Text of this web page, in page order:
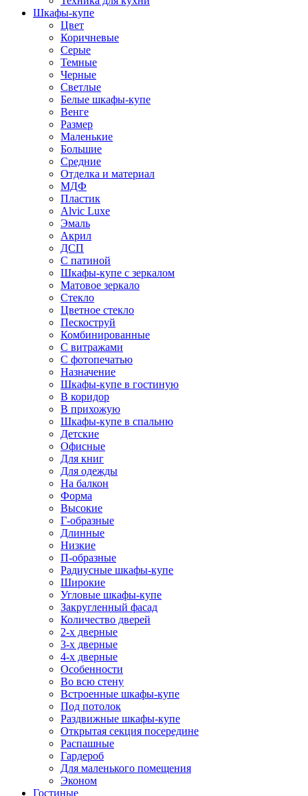
Шкафы-купе
Цвет
Коричневые
Серые
Темные
Черные
Светлые
Белые шкафы-купе
Венге
Размер
Маленькие
Большие
Средние
Отделка и материал
МДФ
Пластик
Alvic Luxe
Эмаль
Акрил
ДСП
С патиной
Шкафы-купе с зеркалом
Матовое зеркало
Стекло
Цветное стекло
Пескоструй
Комбинированные
С витражами
С фотопечатью
Назначение
Шкафы-купе в гостиную
В коридор
В прихожую
Шкафы-купе в спальню
Детские
Офисные
Для книг
Для одежды
На балкон
Форма
Высокие
Г-образные
Длинные
Низкие
П-образные
Радиусные шкафы-купе
Широкие
Угловые шкафы-купе
Закругленный фасад
Количество дверей
2-х дверные
3-х дверные
4-х дверные
Особенности
Во всю стену
Встроенные шкафы-купе
Под потолок
Раздвижные шкафы-купе
Открытая секция посередине
Распашные
Гардероб
Для маленького помещения
Эконом
Гостиные